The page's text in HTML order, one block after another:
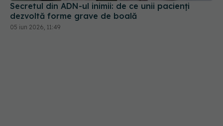
Secretul din ADN-ul inimii: de ce unii pacienți
dezvoltă forme grave de boală
05 iun 2026, 11:49